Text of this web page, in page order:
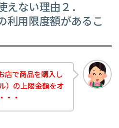
ない理由２．
利用限度額があるこ
店で商品を購入し
）の上限金額をオ
・・